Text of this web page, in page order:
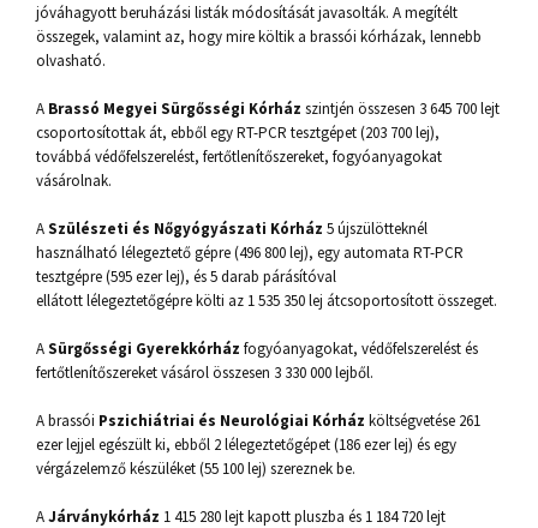
jóváhagyott beruházási listák módosítását javasolták. A megítélt
összegek, valamint az, hogy mire költik a brassói kórházak, lennebb
olvasható.
A Brassó Megyei Sürgősségi Kórház szintjén összesen 3 645 700 lejt
csoportosítottak át, ebből egy RT-PCR tesztgépet (203 700 lej),
továbbá védőfelszerelést, fertőtlenítőszereket, fogyóanyagokat
vásárolnak.
ASzülészeti és Nőgyógyászati Kórház 5 újszülötteknél
használható lélegeztető gépre (496 800 lej), egy automata RT-PCR
tesztgépre (595 ezer lej), és 5 darab párásítóval
ellátott lélegeztetőgépre költi az 1 535 350 lej átcsoportosított összeget.
ASürgősségi Gyerekkórház fogyóanyagokat, védőfelszerelést és
fertőtlenítőszereket vásárol összesen 3 330 000 lejből.
A brassói Pszichiátriai és Neurológiai Kórház költségvetése 261
ezer lejjel egészült ki, ebből 2 lélegeztetőgépet (186 ezer lej) és egy
vérgázelemző készüléket (55 100 lej) szereznek be.
AJárványkórház 1 415 280 lejt kapott pluszba és 1 184 720 lejt